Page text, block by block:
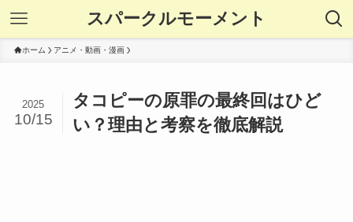
スパークルモーメント
ホーム アニメ・動画・漫画
タコピーの原罪の最終回はひど
い？理由と考察を徹底解説
2025
10/15